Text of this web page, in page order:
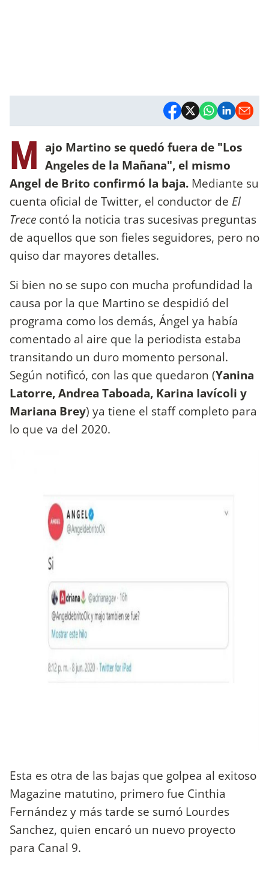
M ajo Martino se quedó fuera de "Los
Angeles de la Mañana", el mismo
Angel de Brito confirmó la baja. Mediante su
cuenta oficial de Twitter, el conductor de El
Trece contó la noticia tras sucesivas preguntas
de aquellos que son fieles seguidores, pero no
quiso dar mayores detalles.
Si bien no se supo con mucha profundidad la
causa por la que Martino se despidió del
programa como los demás, Ángel ya había
comentado al aire que la periodista estaba
transitando un duro momento personal.
Según notificó, con las que quedaron (Yanina
Latorre, Andrea Taboada, Karina Iavícoli y
Mariana Brey) ya tiene el staff completo para
lo que va del 2020.
Esta es otra de las bajas que golpea al exitoso
Magazine matutino, primero fue Cinthia
Fernández y más tarde se sumó Lourdes
Sanchez, quien encaró un nuevo proyecto
para Canal 9.